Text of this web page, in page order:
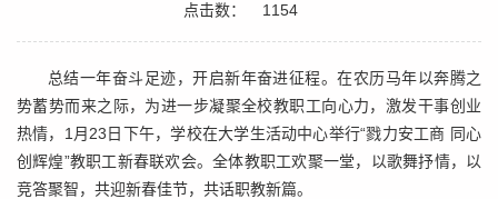
点击数：
1154
总结一年奋斗足迹，开启新年奋进征程。在农历马年以奔腾之
势蓄势而来之际，为进一步凝聚全校教职工向心力，激发干事创业
热情，1月23日下午，学校在大学生活动中心举行“戮力安工商 同心
创辉煌”教职工新春联欢会。全体教职工欢聚一堂，以歌舞抒情，以
竞答聚智，共迎新春佳节，共话职教新篇。